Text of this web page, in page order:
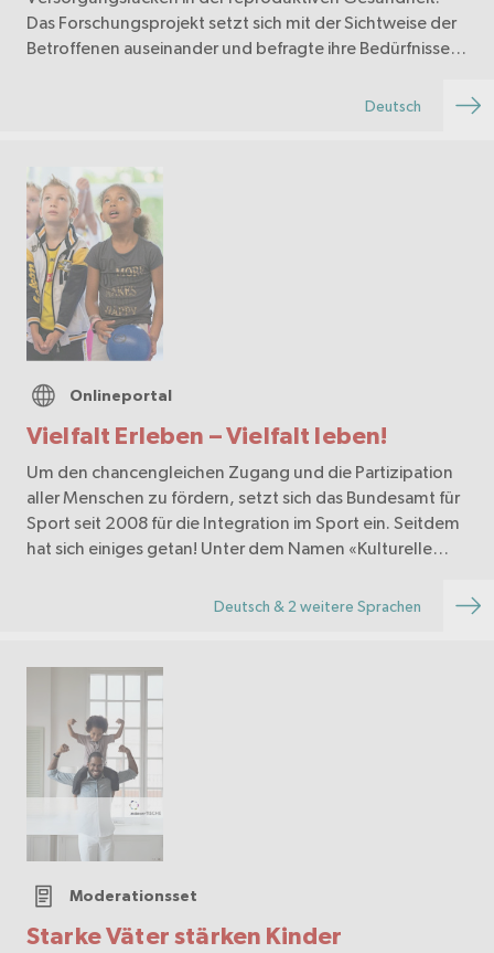
Das Forschungsprojekt setzt sich mit der Sichtweise der
Betroffenen auseinander und befragte ihre Bedürfnisse
Deutsch
Vielfalt Erleben – Vielfalt leben!
Onlineportal
Um den chancengleichen Zugang und die Partizipation
aller Menschen zu fördern, setzt sich das Bundesamt für
Sport seit 2008 für die Integration im Sport ein. Seitdem
hat sich einiges getan! Unter dem Namen «Kulturelle
Deutsch & 2 weitere Sprachen
Starke Väter stärken Kinder
Moderationsset